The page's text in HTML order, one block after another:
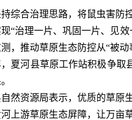
持综合治理思路，将鼠虫害防
“治理一片、巩固一片、见
，推动草原生态防控从“被动
，夏河县草原工作站积极争
然资源局表示，优质的草原
上游草原生态屏障，让万亩